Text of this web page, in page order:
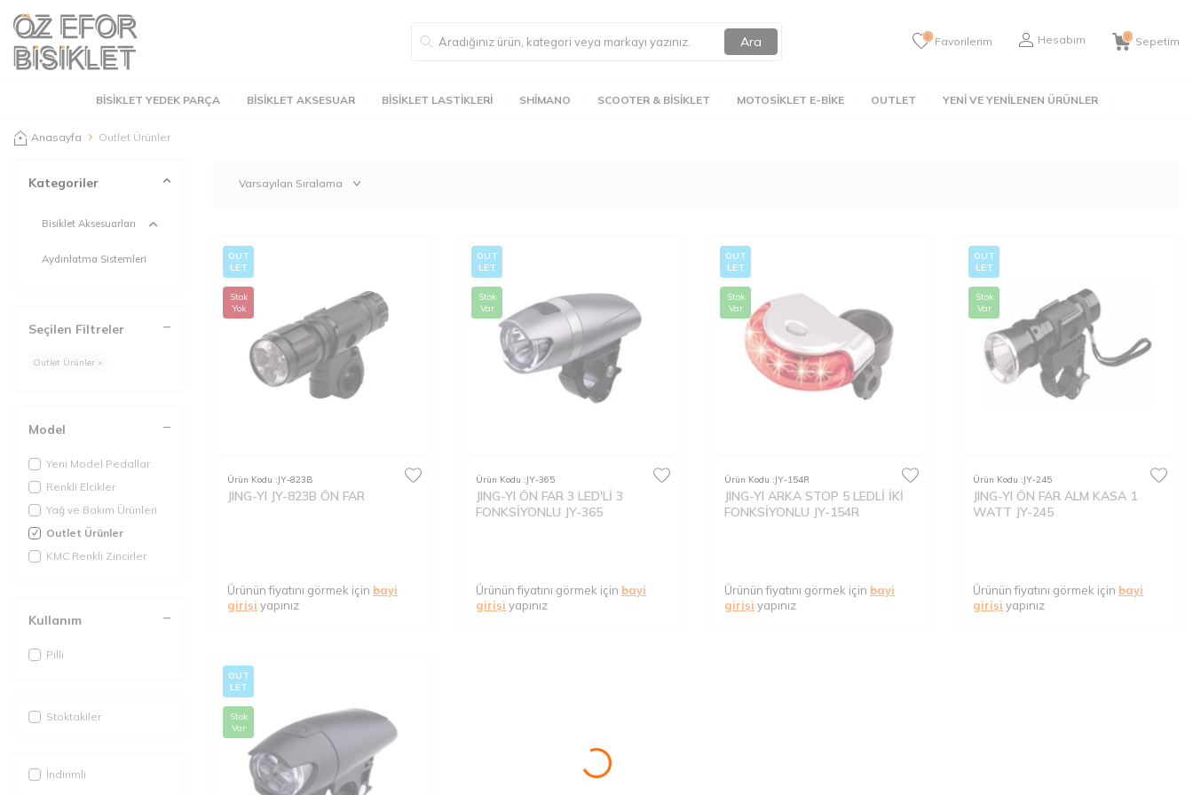
Ara 0 Favorilerim Hesabım 0 Sepetim
BISIKLET YEDEK PARÇA BISIKLET AKSESUAR BISIKLET LASTIKLERI SHIMANO SCOOTER & BISIKLET MOTOSIKLET E-BIKE OUTLET YENI VE YENILENEN ÜRÜNLER
Anasayfa Outlet Ürünler
Kategoriler
Bisiklet Aksesuarları
Aydınlatma Sistemleri
Seçilen Filtreler
Outlet Ürünler ×
Model
Yeni Model Pedallar
Renkli Elcikler
Yağ ve Bakım Ürünleri
Outlet Ürünler
KMC Renkli Zincirler
Kullanım
Pilli
Stoktakiler
İndirimli
OUT
LET
Stok
Yok
Ürün Kodu :JY-823B
JING-YI JY-823B ÖN FAR
Ürünün fiyatını görmek için bayi
girişi yapınız
OUT
LET
Stok
Var
Ürün Kodu :JY-365
JING-YI ÖN FAR 3 LED'Lİ 3
FONKSİYONLU JY-365
Ürünün fiyatını görmek için bayi
girişi yapınız
OUT
LET
Stok
Var
Ürün Kodu :JY-154R
JING-YI ARKA STOP 5 LEDLİ İKİ
FONKSİYONLU JY-154R
Ürünün fiyatını görmek için bayi
girişi yapınız
OUT
LET
Stok
Var
Ürün Kodu :JY-245
JING-YI ÖN FAR ALM KASA 1
WATT JY-245
Ürünün fiyatını görmek için bayi
girişi yapınız
OUT
LET
Stok
Var